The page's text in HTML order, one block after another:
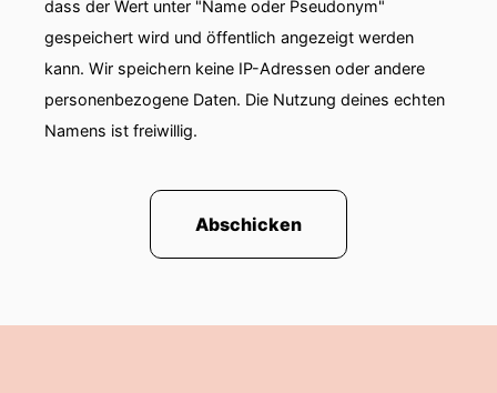
dass der Wert unter "Name oder Pseudonym"
gespeichert wird und öffentlich angezeigt werden
kann. Wir speichern keine IP-Adressen oder andere
personenbezogene Daten. Die Nutzung deines echten
Namens ist freiwillig.
Abschicken